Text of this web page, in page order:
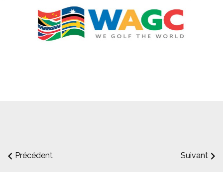
Précédent Suivant